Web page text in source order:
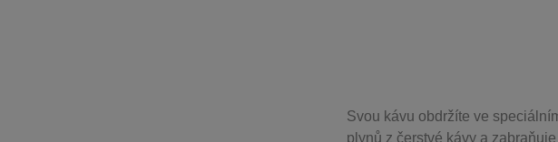
Svou kávu obdržíte ve
plynů z čerstvé kávy a